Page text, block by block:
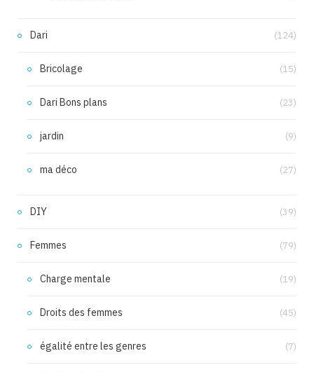
Dari (124)
Bricolage (15)
Dari Bons plans (23)
jardin (9)
ma déco (27)
DIY (39)
Femmes (79)
Charge mentale (19)
Droits des femmes (45)
égalité entre les genres (7)